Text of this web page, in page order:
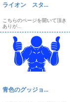
ライオン スタ...
こちらのページを開いて頂き
ありが...
青色のグッジョ...